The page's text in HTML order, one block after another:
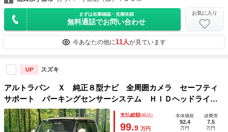
まずは在庫確認・見積依頼
無料通話でお問い合わせ
お気に入り
今あなたの他に11人が見ています
UP スズキ
アルトラパン Ｘ 純正８型ナビ 全周囲カメラ セーフティ
サポート パーキングセンサーシステム ＨＩＤヘッドライ
ト ドラレコ ＥＴＣ オートエアコン スマートキー Ｂｌ
ｕｅｔｏｏｔｈ 純正１４インチＡＷ 禁煙車
支払総額(税込)
99.9 万円
本体価格
92.4
万円
諸費用
7.5
万円